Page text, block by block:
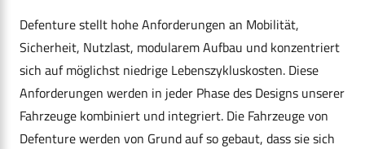
Defenture stellt hohe Anforderungen an Mobilität,
Sicherheit, Nutzlast, modularem Aufbau und konzentriert
sich auf möglichst niedrige Lebenszykluskosten. Diese
Anforderungen werden in jeder Phase des Designs unserer
Fahrzeuge kombiniert und integriert. Die Fahrzeuge von
Defenture werden von Grund auf so gebaut, dass sie sich